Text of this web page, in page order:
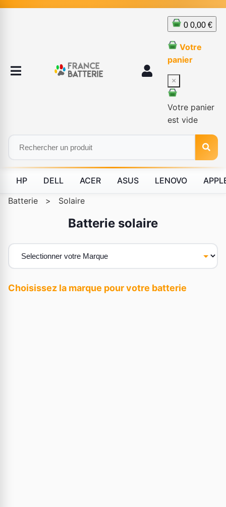
0 0,00 €
Votre
panier
×
Votre panier
est vide
HP DELL ACER ASUS LENOVO
Batterie > Solaire
Batterie solaire
Choisissez la marque pour votre batterie